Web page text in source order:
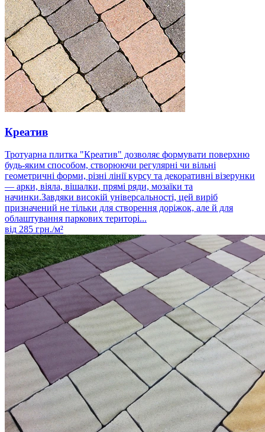
Креатив
Тротуарна плитка "Креатив" дозволяє формувати поверхню
будь-яким способом, створюючи регулярні чи вільні
геометричні форми, різні лінії курсу та декоративні візерунки
— арки, віяла, вішалки, прямі ряди, мозаїки та
начинки.Завдяки високій універсальності, цей виріб
призначений не тільки для створення доріжок, але й для
облаштування паркових територі...
від 285 грн./м²